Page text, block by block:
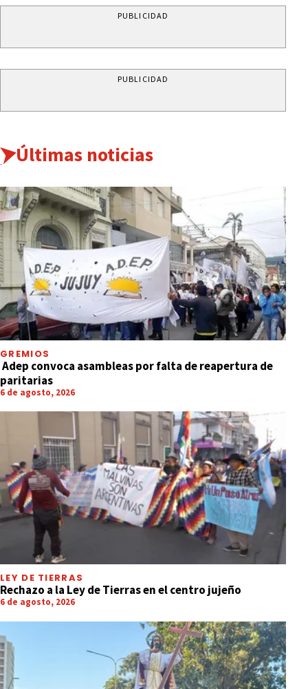
PUBLICIDAD
PUBLICIDAD
Últimas noticias
GREMIOS
Adep convoca asambleas por falta de reapertura de
paritarias
6 de agosto, 2026
LEY DE TIERRAS
Rechazo a la Ley de Tierras en el centro jujeño
6 de agosto, 2026